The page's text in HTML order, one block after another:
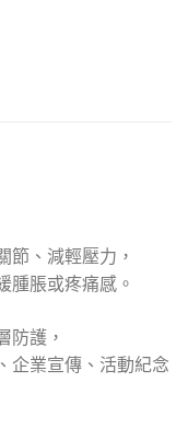
節、減輕壓力，
腫脹或疼痛感。
防護，
企業宣傳、活動紀念